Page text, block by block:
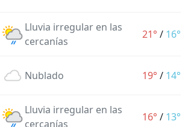
Lluvia irregular en las
cercanías
21° / 16°
Nublado 19° / 14°
Lluvia irregular en las
cercanías
16° / 13°